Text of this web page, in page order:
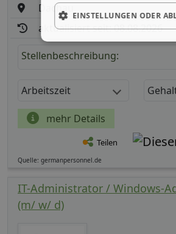
Dachau
aktualisiert seit: 08.08.2026
Stellenbeschreibung:
Arbeitszeit
mehr Details
Teilen
Quelle: germanpersonnel.de
IT-Administrator / Windows-
(m/ w/ d)
EINSTELLUNGEN ODER